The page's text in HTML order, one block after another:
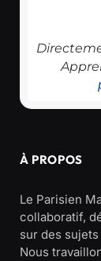
À PROPOS
Le Parisien
collaboratif,
sur des
Nous